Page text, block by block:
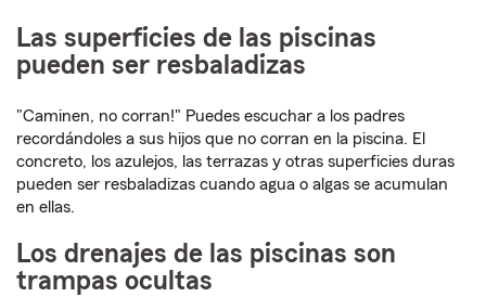
Las superficies de las piscinas
pueden ser resbaladizas
"Caminen, no corran!" Puedes escuchar a los padres
recordándoles a sus hijos que no corran en la piscina. El
concreto, los azulejos, las terrazas y otras superficies duras
pueden ser resbaladizas cuando agua o algas se acumulan
en ellas.
Los drenajes de las piscinas son
trampas ocultas